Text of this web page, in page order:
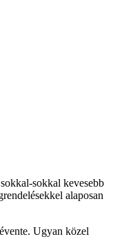
sokkal kevesebb
alaposan
Ugyan közel